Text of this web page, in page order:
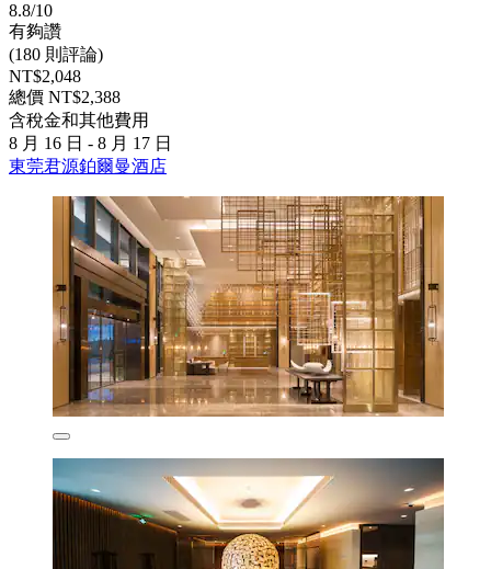
8.8/10
有夠讚
(180 則評論)
NT$2,048
總價 NT$2,388
含稅金和其他費用
8 月 16 日 - 8 月 17 日
東莞君源鉑爾曼酒店